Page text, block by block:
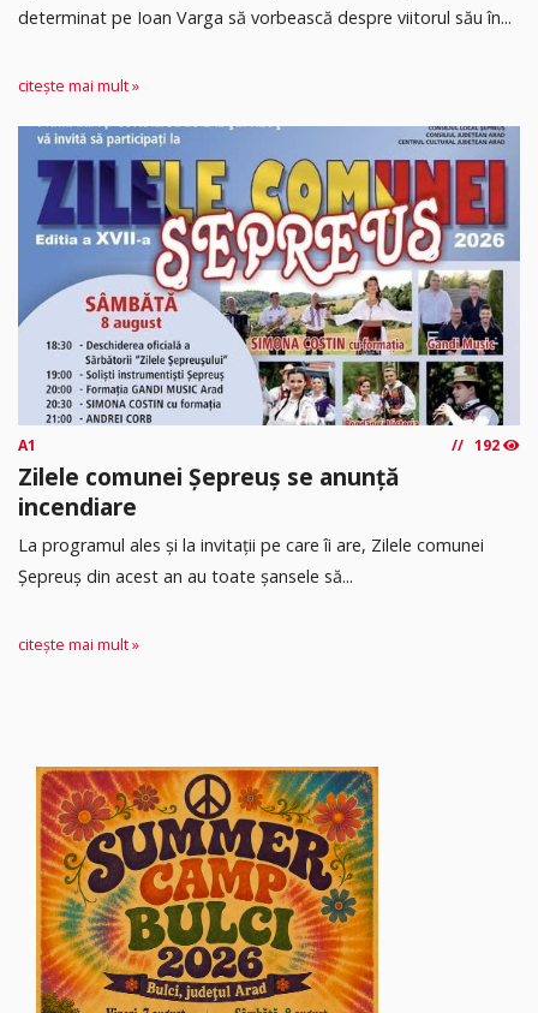
determinat pe Ioan Varga să vorbească despre viitorul său în...
citește mai mult »
A1 192
Zilele comunei Șepreuș se anunță
incendiare
La programul ales și la invitații pe care îi are, Zilele comunei
Șepreuș din acest an au toate șansele să...
citește mai mult »